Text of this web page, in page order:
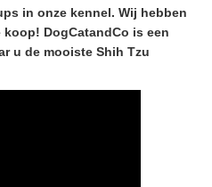
in onze kennel. Wij hebben
DogCatandCo is een
u de mooiste Shih Tzu